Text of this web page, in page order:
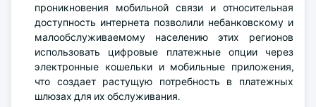
проникновения мобильной связи и относительная
доступность интернета позволили небанковскому и
малообслуживаемому населению этих регионов
использовать цифровые платежные опции через
электронные кошельки и мобильные приложения,
что создает растущую потребность в платежных
шлюзах для их обслуживания.